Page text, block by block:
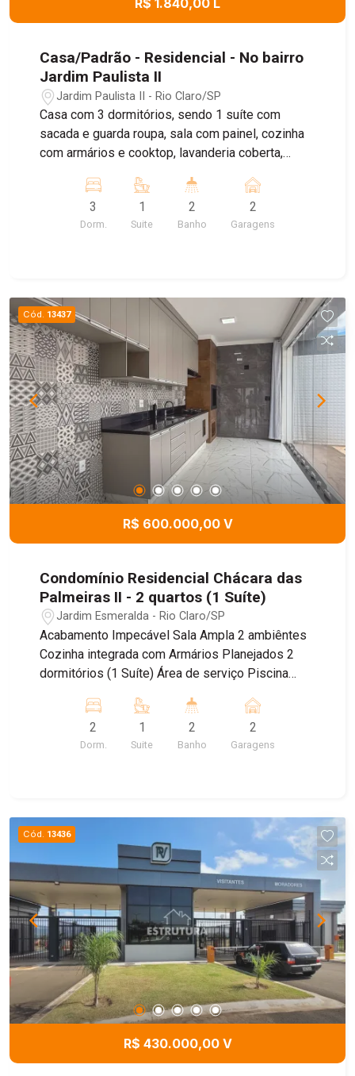
R$ 1.840,00 L
Casa/Padrão - Residencial - No bairro
Jardim Paulista II
Jardim Paulista II - Rio Claro/SP
Casa com 3 dormitórios, sendo 1 suíte com
sacada e guarda roupa, sala com painel, cozinha
com armários e cooktop, lavanderia coberta,
3
Dorm.
1
Suite
2
Banho
2
Garagens
Cód. 13437
R$ 600.000,00 V
Condomínio Residencial Chácara das
Palmeiras II - 2 quartos (1 Suíte)
Jardim Esmeralda - Rio Claro/SP
Acabamento Impecável Sala Ampla 2 ambiêntes
Cozinha integrada com Armários Planejados 2
dormitórios (1 Suíte) Área de serviço Piscina
2
Dorm.
1
Suite
2
Banho
2
Garagens
Cód. 13436
R$ 430.000,00 V